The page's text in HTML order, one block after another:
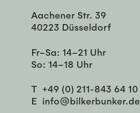
Aachener Str. 39
40223 Düsseldorf
Fr–Sa: 14–21 Uhr
So: 14–18 Uhr
T +49 (0) 211-843 64 10
E info@bilkerbunker.de